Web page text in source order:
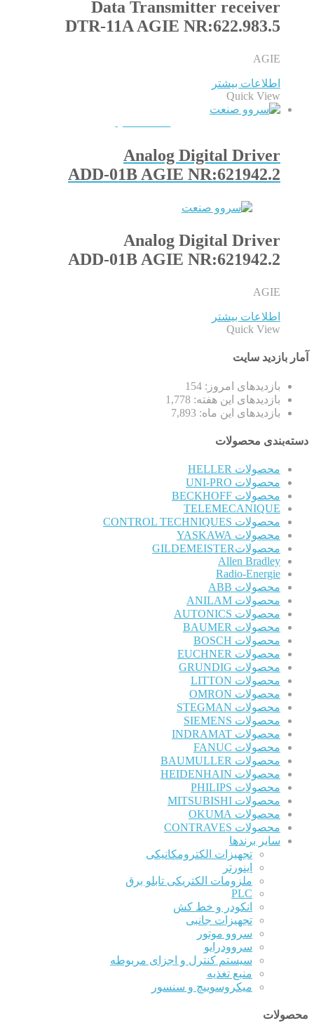
Data Transmitter receiver
DTR-11A AGIE NR:622.983.5
AGIE
اطلاعات بیشتر
Quick View
Analog Digital Driver
ADD-01B AGIE NR:621942.2
Analog Digital Driver
ADD-01B AGIE NR:621942.2
AGIE
اطلاعات بیشتر
Quick View
آمار بازدید سایت
بازدیدهای امروز: 154
بازدیدهای این هفته: 1,778
بازدیدهای این ماه: 7,893
دسته‌بندی محصولات
محصولات HELLER
محصولات UNI-PRO
محصولات BECKHOFF
TELEMECANIQUE
محصولات CONTROL TECHNIQUES
محصولات YASKAWA
محصولاتGILDEMEISTER
Allen Bradley
Radio-Energie
محصولات ABB
محصولات ANILAM
محصولات AUTONICS
محصولات BAUMER
محصولات BOSCH
محصولات EUCHNER
محصولات GRUNDIG
محصولات LITTON
محصولات OMRON
محصولات STEGMAN
محصولات SIEMENS
محصولات INDRAMAT
محصولات FANUC
محصولات BAUMULLER
محصولات HEIDENHAIN
محصولات PHILIPS
محصولات MITSUBISHI
محصولات OKUMA
محصولات CONTRAVES
سایر برندها
تجهیزات الکترومکانیکی
اینورتر
ملزومات الکتریکی تابلو برق
PLC
انکودر و خط کش
تجهیزات جانبی
سروو موتور
سروودرایو
سیستم کنترل و اجزای مربوطه
منبع تغذیه
میکروسوییچ و سنسور
محصولات